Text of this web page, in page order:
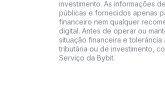
investimento. As informações
públicas e fornecidos apenas
financeiro nem qualquer
digital. Antes de operar ou
situação financeira e tolerância
tributária ou de investimento,
Serviço da Bybit.